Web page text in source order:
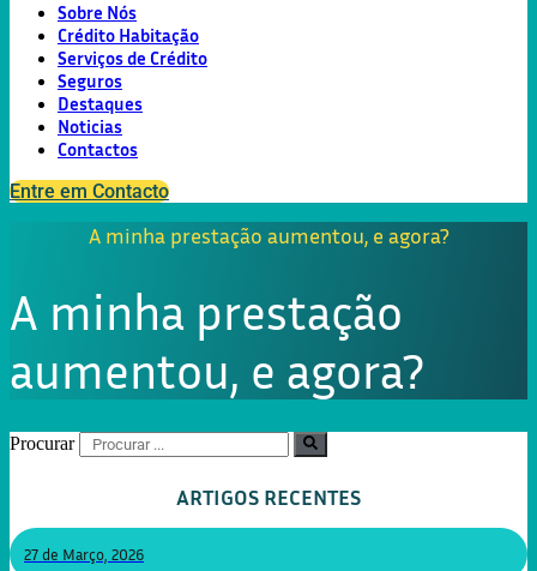
Sobre Nós
Crédito Habitação
Serviços de Crédito
Seguros
Destaques
Noticias
Contactos
Entre em Contacto
A minha prestação aumentou, e agora?
A minha prestação
aumentou, e agora?
Procurar
ARTIGOS RECENTES
27 de Março, 2026